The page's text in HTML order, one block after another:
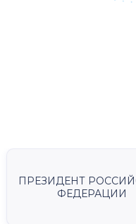
ПРЕЗИДЕНТ
ФЕДЕРАЦИИ